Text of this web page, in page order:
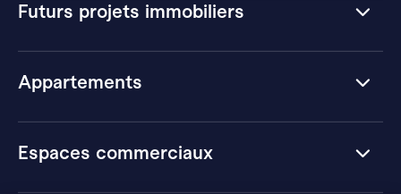
Futurs projets immobiliers
Appartements
Espaces commerciaux